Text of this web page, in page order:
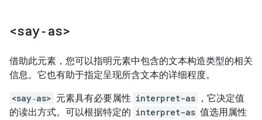
<say‑as>
借助此元素，您可以指明元素中包含的文本构造类型的相关
信息。它也有助于指定呈现所含文本的详细程度。
<say‑as> 元素具有必要属性 interpret-as ，它决定值
的读出方式。可以根据特定的 interpret-as 值选用属性